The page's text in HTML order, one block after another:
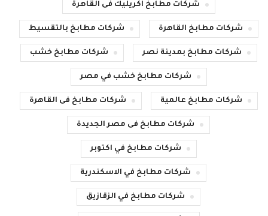
شركات مطابخ اكريليك فى القاهرة
شركات مطابخ القاهرة شركات مطابخ بالتقسيط
شركات مطابخ بمدينة نصر شركات مطابخ خشب
شركات مطابخ خشب في مصر
شركات مطابخ عالمية شركات مطابخ فى القاهرة
شركات مطابخ فى مصر الجديدة
شركات مطابخ في اكتوبر
شركات مطابخ في الاسكندرية
شركات مطابخ في الزقازيق